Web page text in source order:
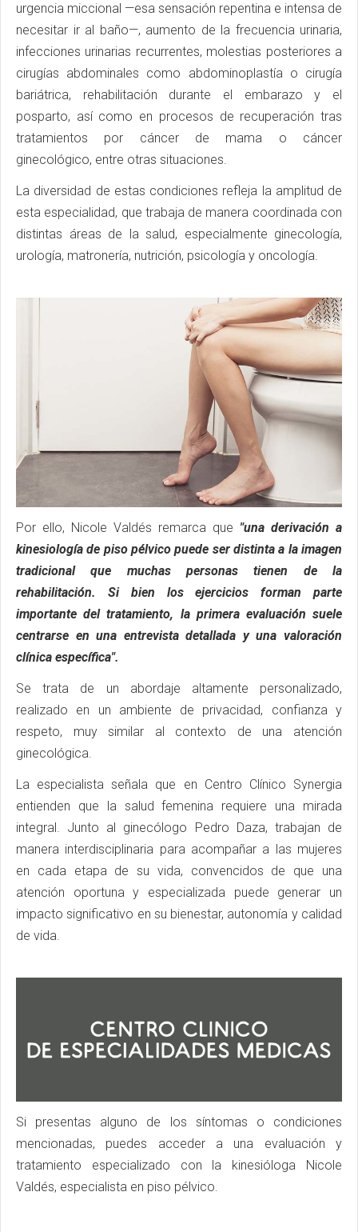
urgencia miccional —esa sensación repentina e intensa de
necesitar ir al baño—, aumento de la frecuencia urinaria,
infecciones urinarias recurrentes, molestias posteriores a
cirugías abdominales como abdominoplastía o cirugía
bariátrica, rehabilitación durante el embarazo y el
posparto, así como en procesos de recuperación tras
tratamientos por cáncer de mama o cáncer
ginecológico, entre otras situaciones.
La diversidad de estas condiciones refleja la amplitud de
esta especialidad, que trabaja de manera coordinada con
distintas áreas de la salud, especialmente ginecología,
urología, matronería, nutrición, psicología y oncología.
Por ello, Nicole Valdés remarca que "una derivación a
kinesiología de piso pélvico puede ser distinta a la imagen
tradicional que muchas personas tienen de la
rehabilitación. Si bien los ejercicios forman parte
importante del tratamiento, la primera evaluación suele
centrarse en una entrevista detallada y una valoración
clínica específica".
Se trata de un abordaje altamente personalizado,
realizado en un ambiente de privacidad, confianza y
respeto, muy similar al contexto de una atención
ginecológica.
La especialista señala que en Centro Clínico Synergia
entienden que la salud femenina requiere una mirada
integral. Junto al ginecólogo Pedro Daza, trabajan de
manera interdisciplinaria para acompañar a las mujeres
en cada etapa de su vida, convencidos de que una
atención oportuna y especializada puede generar un
impacto significativo en su bienestar, autonomía y calidad
de vida.
Si presentas alguno de los síntomas o condiciones
mencionadas, puedes acceder a una evaluación y
tratamiento especializado con la kinesióloga Nicole
Valdés, especialista en piso pélvico.